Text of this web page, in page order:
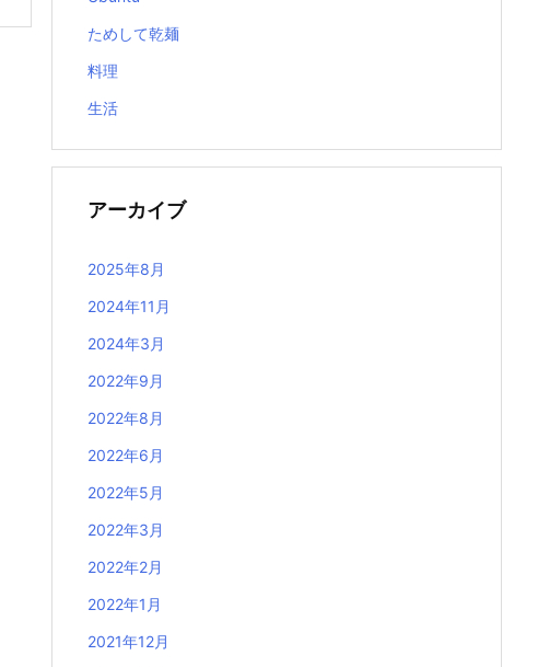
ためして乾麺
料理
生活
アーカイブ
2025年8月
2024年11月
2024年3月
2022年9月
2022年8月
2022年6月
2022年5月
2022年3月
2022年2月
2022年1月
2021年12月